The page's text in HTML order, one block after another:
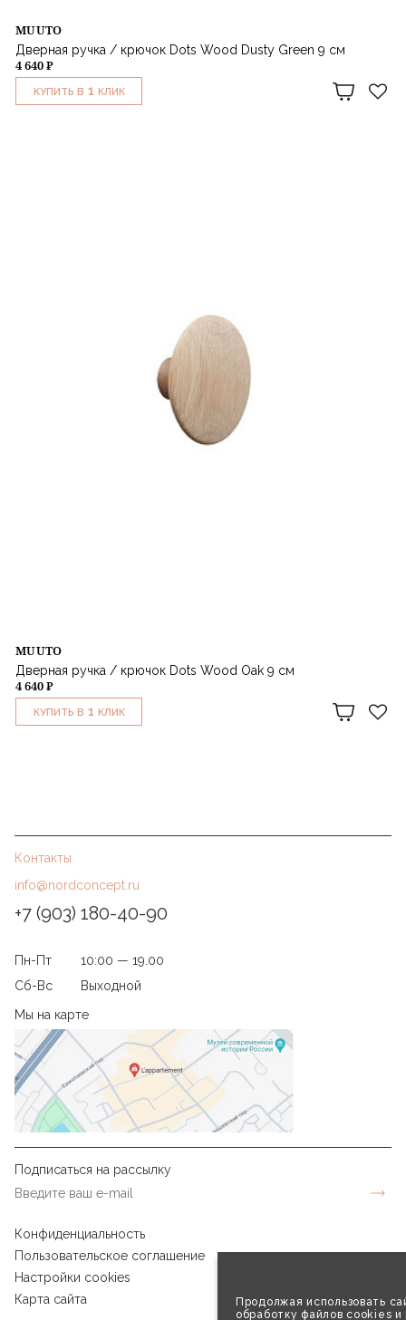
Продолжая использовать
обработку файлов cookies и
MUUTO
Дверная ручка / крючок Dots Wood Dusty Green 9 см
4 640 ₽
КУПИТЬ В 1 КЛИК
MUUTO
Дверная ручка / крючок Dots Wood Oak 9 см
4 640 ₽
КУПИТЬ В 1 КЛИК
Контакты
info@nordconcept.ru
+7 (903) 180-40-90
Пн-Пт
10:00 — 19.00
Сб-Вс
Выходной
Мы на карте
Подписаться на рассылку
Конфиденциальность
Пользовательское соглашение
Настройки cookies
Карта сайта